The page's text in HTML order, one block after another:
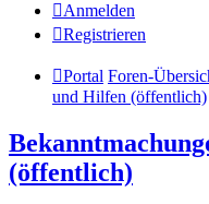
Anmelden
Registrieren
Portal Foren-
und Hilfen (öffentlich)
(öffentlich)